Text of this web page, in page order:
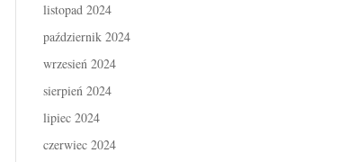
listopad 2024
październik 2024
wrzesień 2024
sierpień 2024
lipiec 2024
czerwiec 2024